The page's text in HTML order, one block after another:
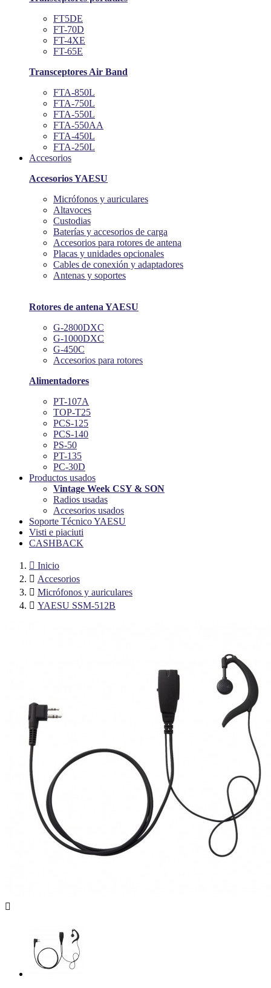
FT5DE
FT-70D
FT-4XE
FT-65E
Transceptores Air Band
FTA-850L
FTA-750L
FTA-550L
FTA-550AA
FTA-450L
FTA-250L
Accesorios
Accesorios YAESU
Micrófonos y auriculares
Altavoces
Custodias
Baterías y accesorios de carga
Accesorios para rotores de antena
Placas y unidades opcionales
Cables de conexión y adaptadores
Antenas y soportes
Rotores de antena YAESU
G-2800DXC
G-1000DXC
G-450C
Accesorios para rotores
Alimentadores
PT-107A
TOP-T25
PCS-125
PCS-140
PS-50
PT-135
PC-30D
Productos usados
Vintage Week CSY & SON
Radios usadas
Accesorios usados
Soporte Técnico YAESU
Visti e piaciuti
CASHBACK
 Inicio
 Accesorios
 Micrófonos y auriculares
 YAESU SSM-512B
